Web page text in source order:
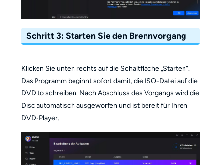
Schritt 3: Starten Sie den Brennvorgang
Klicken Sie unten rechts auf die Schaltfläche „Starten“.
Das Programm beginnt sofort damit, die ISO-Datei auf die
DVD to schreiben. Nach Abschluss des Vorgangs wird die
Disc automatisch ausgeworfen und ist bereit für Ihren
DVD-Player.